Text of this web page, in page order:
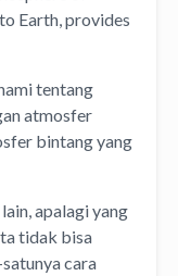
Earth, provides
tentang
atmosfer
bintang yang
apalagi yang
tidak bisa
cara